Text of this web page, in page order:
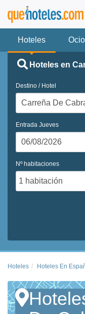
Hoteles Ocio
Hoteles en
Destino / Hotel
Entrada Jueves
Nº habitaciones
Hoteles Hoteles En